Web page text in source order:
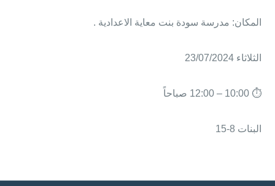
المكان: مدرسة سودة بنت معاية الاعدادية .
الثلاثاء 23/07/2024
⏱ 10:00 – 12:00 صباحاً
البنات 8-15